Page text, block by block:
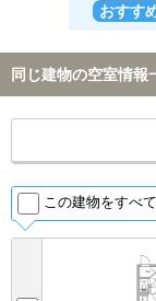
おすす
同じ建物の空室情報
この建物をすべ